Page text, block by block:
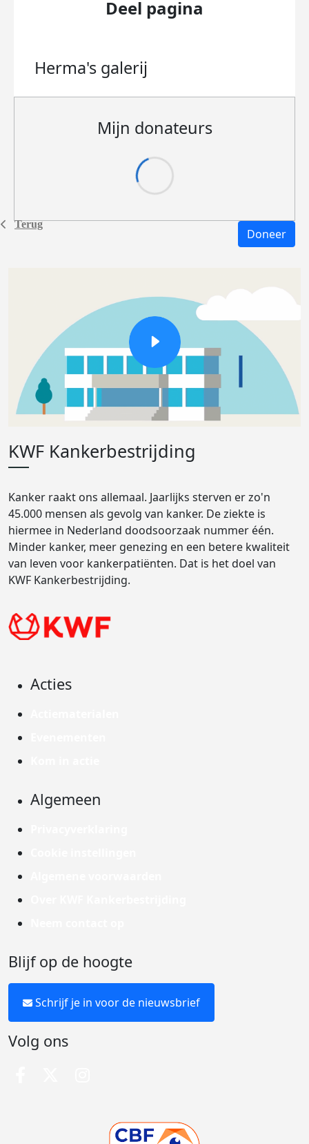
Terug
Deel pagina
Herma's galerij
Mijn donateurs
Doneer
KWF Kankerbestrijding
Kanker raakt ons allemaal. Jaarlijks sterven er zo'n
45.000 mensen als gevolg van kanker. De ziekte is
hiermee in Nederland doodsoorzaak nummer één.
Minder kanker, meer genezing en een betere kwaliteit
van leven voor kankerpatiënten. Dat is het doel van
KWF Kankerbestrijding.
Acties
Algemeen
Blijf op de hoogte
Schrijf je in voor de nieuwsbrief
Volg ons